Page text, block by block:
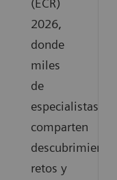
2026,
donde
miles
de
especialistas
comparten
descubrimientos,
retos y